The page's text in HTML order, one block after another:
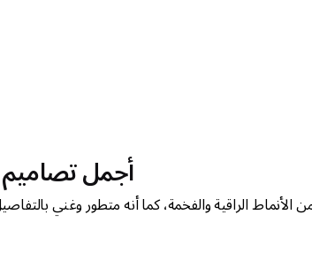
أجمل
الراقية والفخمة، كما أنه متطور وغني